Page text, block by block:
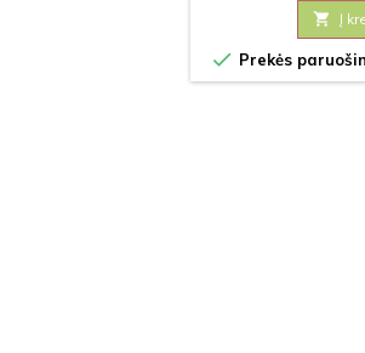
 Į
 Prekės